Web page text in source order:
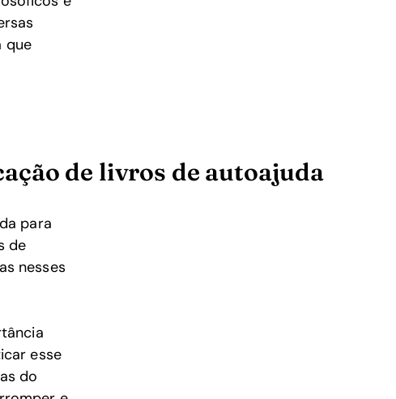
que
de livros de autoajuda
para
de
nesses
esse
do